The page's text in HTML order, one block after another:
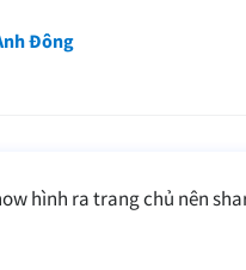
Đông
hình ra trang chủ nên